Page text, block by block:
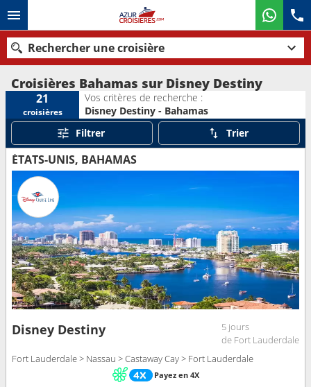
Rechercher une croisière
Nos destinations
Mois de départ
Ports Compagnies
Rechercher
Croisières Bahamas sur Disney Destiny
21
croisières
Vos critères de recherche :
Disney Destiny - Bahamas
Filtrer
Trier
ÉTATS-UNIS, BAHAMAS
Disney Destiny
5 jours
de Fort Lauderdale
Fort Lauderdale > Nassau > Castaway Cay > Fort Lauderdale
Payez en 4X